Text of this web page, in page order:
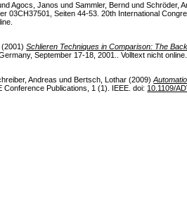
Agocs, Janos undSammler, Bernd undSchröder,
03CH37501, Seiten 44-53. 20th International
(2001)Schlieren Techniques in Comparison: The
September 17-18, 2001.. Volltext nicht online.
Andreas undBertsch, Lothar (2009)
Conference Publications, 1 (1). IEEE. doi: 10.1109/